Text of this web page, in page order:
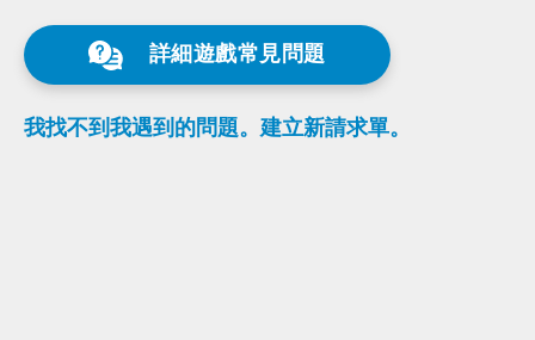
詳細遊戲常見問題
我找不到我遇到的問題。 建立新請求單。